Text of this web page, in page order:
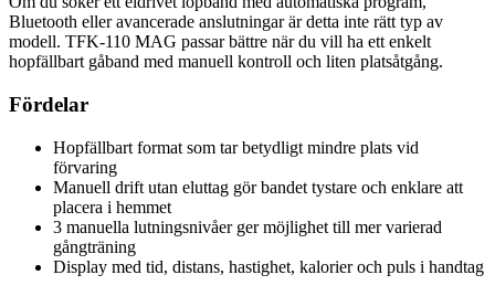
Bluetooth eller avancerade anslutningar är detta inte rätt typ av
modell. TFK-110 MAG passar bättre när du vill ha ett enkelt
hopfällbart gåband med manuell kontroll och liten platsåtgång.
Fördelar
Hopfällbart format som tar betydligt mindre plats vid
förvaring
Manuell drift utan eluttag gör bandet tystare och enklare att
placera i hemmet
3 manuella lutningsnivåer ger möjlighet till mer varierad
gångträning
Display med tid, distans, hastighet, kalorier och puls i handtag